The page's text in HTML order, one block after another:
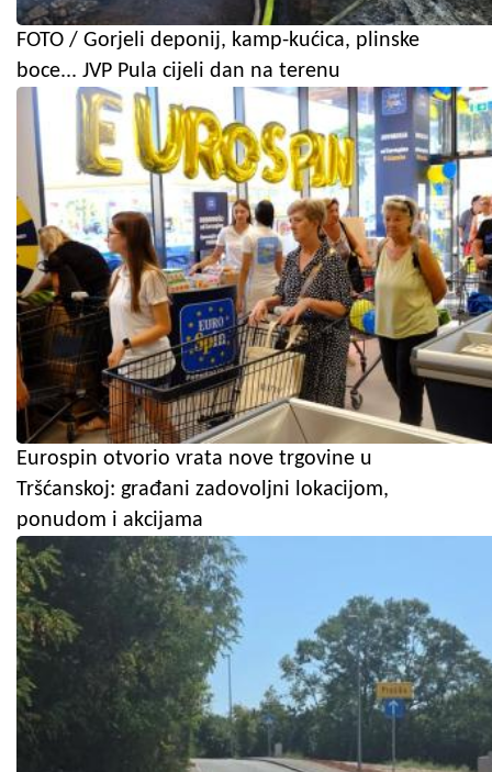
FOTO / Gorjeli deponij, kamp-kućica, plinske
boce... JVP Pula cijeli dan na terenu
Eurospin otvorio vrata nove trgovine u
Tršćanskoj: građani zadovoljni lokacijom,
ponudom i akcijama